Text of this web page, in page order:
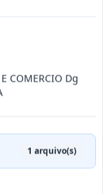
e
detalhes
para
COMERCIO Dg
1 arquivo(s)